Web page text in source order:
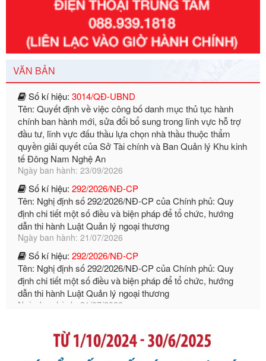
VĂN BẢN
Số kí hiệu:351/2025/NĐ-CP
Tên: Nghị định số 351/2025/NĐ-CP của Chính phủ: Quy
định chuẩn nghèo đa chiều quốc gia giai đoạn 2026 - 2030
Ngày ban hành: 29/12/2026
Số kí hiệu:
Tên: Quyết định về việc công bố danh mục thủ tục hành
chính ban hành mới, sửa đổi bổ sung trong lĩnh vực hỗ trợ
đầu tư, lĩnh vực đấu thầu lựa chọn nhà thầu thuộc thẩm
quyền giải quyết của Sở Tài chính và Ban Quản lý Khu kinh
tế Đông Nam Nghệ An
Ngày ban hành: 23/09/2026
Số kí hiệu:292/2026/NĐ-CP
Tên: Nghị định số 292/2026/NĐ-CP của Chính phủ: Quy
định chi tiết một số điều và biện pháp để tổ chức, hướng
dẫn thi hành Luật Quản lý ngoại thương
Ngày ban hành: 21/07/2026
Số kí hiệu:292/2026/NĐ-CP
Tên: Nghị định số 292/2026/NĐ-CP của Chính phủ: Quy
định chi tiết một số điều và biện pháp để tổ chức, hướng
dẫn thi hành Luật Quản lý ngoại thương
Ngày ban hành: 21/07/2026
Số kí hiệu:105/2026/TT-BTC
Tên: Thông tư số 105/2026/TT-BTC của Bộ Tài chính: Bãi
phạt vi phạm hành chính trong lĩnh vực kho bạc nhà nước
Ngày ban hành: 21/07/2026